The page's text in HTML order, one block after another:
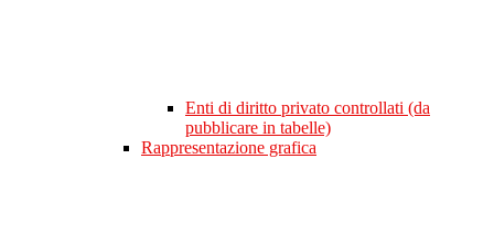
Enti di diritto privato controllati (da
pubblicare in tabelle)
Rappresentazione grafica